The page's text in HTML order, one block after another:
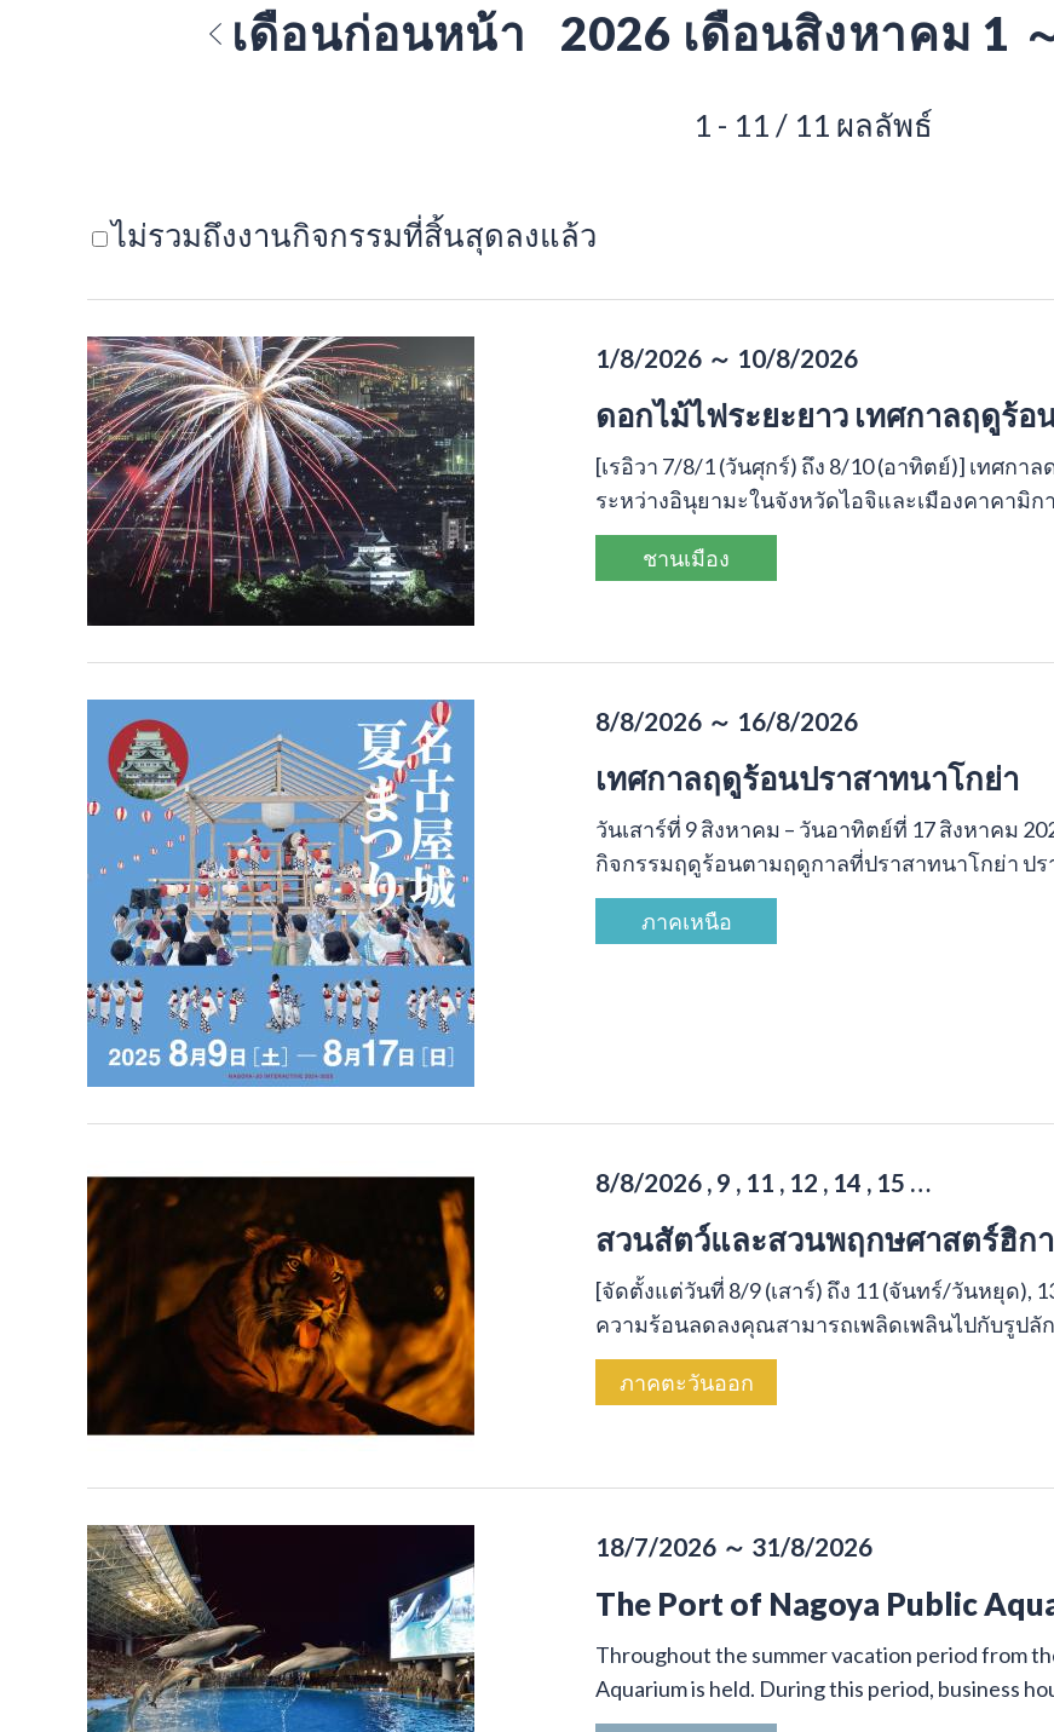
เดือนก่อนหน้า 2026 เดือนสิงหาคม 1
1 - 11 / 11 ผลลัพธ์
ไม่รวมถึงงานกิจกรรมที่สิ้นสุดลงแล้ว
1/8/2026 ～ 10/8/2026
ดอกไม้ไฟระยะยาว เทศกาลฤดูร้
[เรอิวา 7/8/1 (วันศุกร์) ถึง 8/10 (อาทิตย์)] เทศ
ระหว่างอินุยามะในจังหวัดไอจิและเมืองคาคามิ
ชานเมือง
8/8/2026 ～ 16/8/2026
เทศกาลฤดูร้อนปราสาทนาโกย่า
วันเสาร์ที่ 9 สิงหาคม – วันอาทิตย์ที่ 17 สิงหาคม
กิจกรรมฤดูร้อนตามฤดูกาลที่ปราสาทนาโกย่า ป
ภาคเหนือ
8/8/2026 , 9 , 11 , 12 , 14 , 15 …
สวนสัตว์และสวนพฤกษศาสตร์ฮิก
[จัดตั้งแต่วันที่ 8/9 (เสาร์) ถึง 11 (จันทร์/วันหยุด),
ความร้อนลดลงคุณสามารถเพลิดเพลินไปกับรูป
ภาคตะวันออก
18/7/2026 ～ 31/8/2026
The Port of Nagoya Public
Throughout the summer vacation period from
Aquarium is held. During this period, business